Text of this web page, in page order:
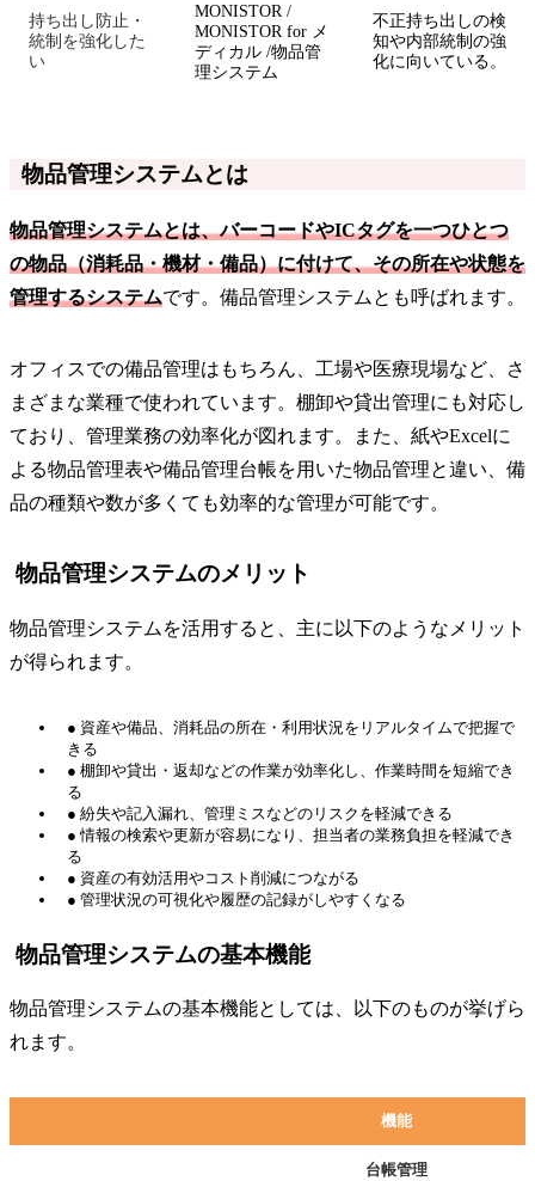
持ち出し防止・
統制を強化した
い
MONISTOR /
MONISTOR for メ
ディカル /物品管
理システム
不正持ち出しの検
知や内部統制の強
化に向いている。
物品管理システムとは
物品管理システムとは、バーコードやICタグを一つひとつ
の物品（消耗品・機材・備品）に付けて、その所在や状態を
管理するシステムです。備品管理システムとも呼ばれます。
オフィスでの備品管理はもちろん、工場や医療現場など、さ
まざまな業種で使われています。棚卸や貸出管理にも対応し
ており、管理業務の効率化が図れます。また、紙やExcelに
よる物品管理表や備品管理台帳を用いた物品管理と違い、備
品の種類や数が多くても効率的な管理が可能です。
物品管理システムのメリット
物品管理システムを活用すると、主に以下のようなメリット
が得られます。
● 資産や備品、消耗品の所在・利用状況をリアルタイムで把握で
きる
● 棚卸や貸出・返却などの作業が効率化し、作業時間を短縮でき
る
● 紛失や記入漏れ、管理ミスなどのリスクを軽減できる
● 情報の検索や更新が容易になり、担当者の業務負担を軽減でき
る
● 資産の有効活用やコスト削減につながる
● 管理状況の可視化や履歴の記録がしやすくなる
物品管理システムの基本機能
物品管理システムの基本機能としては、以下のものが挙げら
れます。
機能
台帳管理